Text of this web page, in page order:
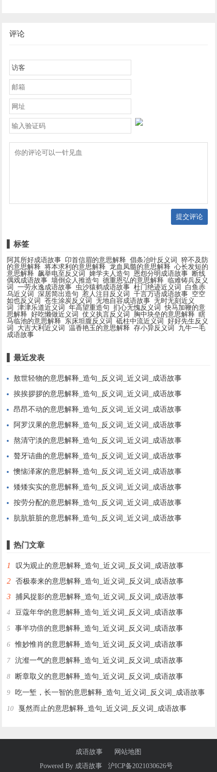
评论
提交评论
标签
阿其所好成语故事 卬首信眉的意思解释 倡条冶叶反义词
猝不及防
的意思解释
将本求利的意思解释 龙血凤髓的意思解释
心长发短的
意思解释
飙举电至反义词 婢学夫人造句 恩怨分明成语故事 断线
偶戏成语故事 墙倒众人推造句 德重恩弘的意思解释
临难铸兵反义
词
一劳永逸成语故事 虫沙猿鹤成语故事 杜门绝迹近义词
白鱼赤
乌近义词
深居简出造句 惹人注目反义词 千言万语成语故事 空空
如也反义词
苍生涂炭反义词 无地自容成语故事 无时无刻近义
词
津津乐道近义词 年高望重造句 扪心无愧反义词
快马加鞭的意
思解释
好吃懒做近义词 仗义执言反义词 胸中块垒的意思解释
瞎
马临池的意思解释
东床坦腹反义词 砥柱中流近义词
好好先生反义
词
大吉大利近义词 温香艳玉的意思解释 存小异反义词
九牛一毛
成语故事
最近发表
敖世轻物的意思解释_造句_反义词_近义词_成语故事
挨挨拶拶的意思解释_造句_反义词_近义词_成语故事
昂昂不动的意思解释_造句_反义词_近义词_成语故事
阿罗汉果的意思解释_造句_反义词_近义词_成语故事
熬清守淡的意思解释_造句_反义词_近义词_成语故事
聱牙诘曲的意思解释_造句_反义词_近义词_成语故事
懊恼泽家的意思解释_造句_反义词_近义词_成语故事
矮矮实实的意思解释_造句_反义词_近义词_成语故事
按劳分配的意思解释_造句_反义词_近义词_成语故事
肮肮脏脏的意思解释_造句_反义词_近义词_成语故事
热门文章
1 叹为观止的意思解释_造句_近义词_反义词_成语故事
2 否极泰来的意思解释_造句_近义词_反义词_成语故事
3 捕风捉影的意思解释_造句_近义词_反义词_成语故事
4 豆蔻年华的意思解释_造句_近义词_反义词_成语故事
5 事半功倍的意思解释_造句_近义词_反义词_成语故事
6 惟妙惟肖的意思解释_造句_近义词_反义词_成语故事
7 沆瀣一气的意思解释_造句_近义词_反义词_成语故事
8 断章取义的意思解释_造句_近义词_反义词_成语故事
9 吃一堑，长一智的意思解释_造句_近义词_反义词_成语故事
10 戛然而止的意思解释_造句_近义词_反义词_成语故事
成语故事
网站地图
Powered By 成语故事 沪ICP备2021030626号